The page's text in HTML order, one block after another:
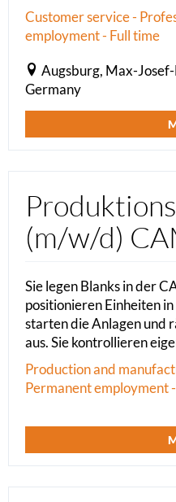
Customer service -
employment - Full time
Augsburg, Max-
Germany
(m/w/d)
Sie legen Blanks in der
positionieren Einheiten
starten die Anlagen und
aus. Sie kontrollieren
Production and
Permanent employment